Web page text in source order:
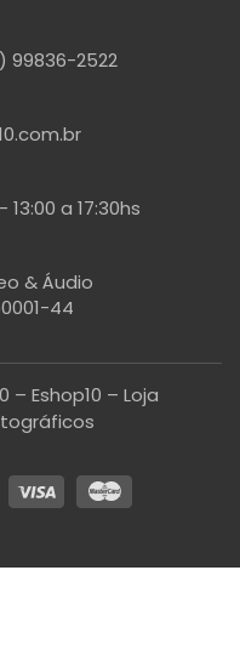
99836-2522
13:00 a 17:30hs
& Áudio
44
– Eshop10 – Loja